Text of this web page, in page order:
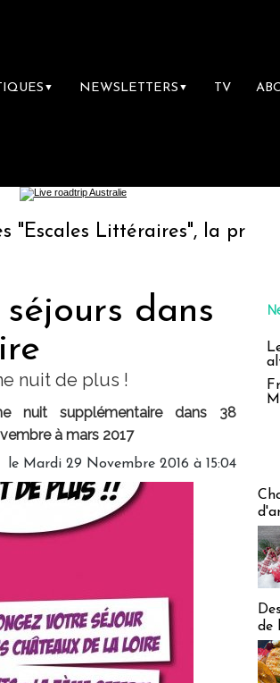
▼ NEWSLETTERS ▼ TV
Littéraires", la première
dans
nuit de plus !
nuit supplémentaire dans 38
à mars 2017
le Mardi 29 Novembre 2016 à 15:04
de